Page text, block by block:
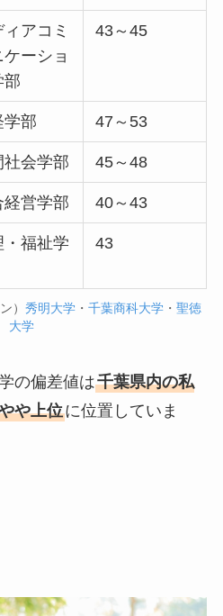
ィアコミ
ケーショ
部
43～45
学部 47～53
社会学部 45～48
経営学部 40～43
・福祉学
43
） 秀明大学 ・ 千葉商科大学 ・ 聖徳
大学
の偏差値は千葉県内の私
や上位に位置していま